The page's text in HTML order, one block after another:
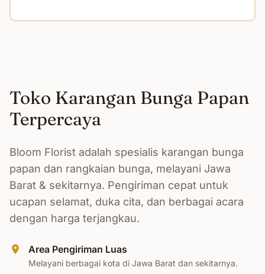
Toko Karangan Bunga Papan
Terpercaya
Bloom Florist adalah spesialis karangan bunga
papan dan rangkaian bunga, melayani Jawa
Barat & sekitarnya. Pengiriman cepat untuk
ucapan selamat, duka cita, dan berbagai acara
dengan harga terjangkau.
Area Pengiriman Luas
Melayani berbagai kota di Jawa Barat dan sekitarnya.